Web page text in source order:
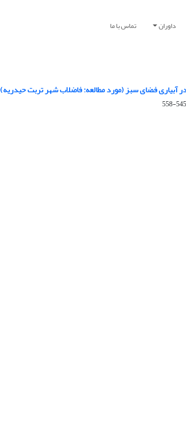
داوران تماس با ما
آبیاری فضای سبز (مورد مطالعه: فاضلاب شهر تربت حیدریه)
545-558